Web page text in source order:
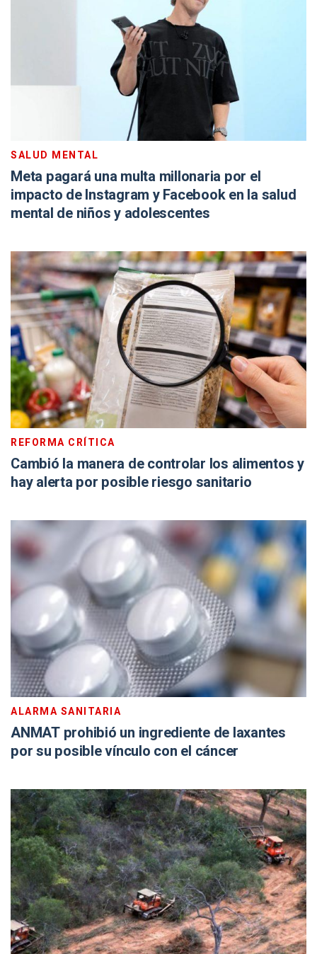
SALUD MENTAL
Meta pagará una multa millonaria por el
impacto de Instagram y Facebook en la salud
mental de niños y adolescentes
REFORMA CRÍTICA
Cambió la manera de controlar los alimentos y
hay alerta por posible riesgo sanitario
ALARMA SANITARIA
ANMAT prohibió un ingrediente de laxantes
por su posible vínculo con el cáncer